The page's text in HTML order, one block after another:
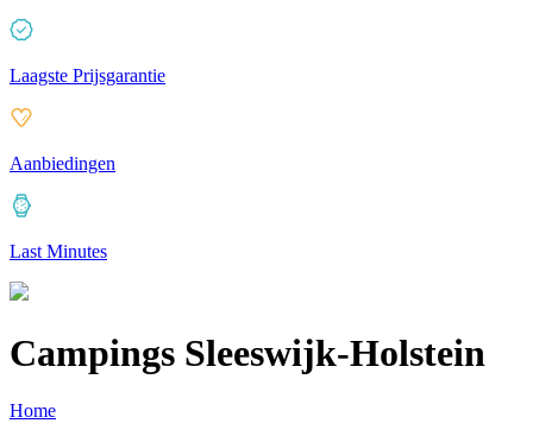
Laagste Prijsgarantie
Aanbiedingen
Last Minutes
Campings Sleeswijk-Holstein
Home